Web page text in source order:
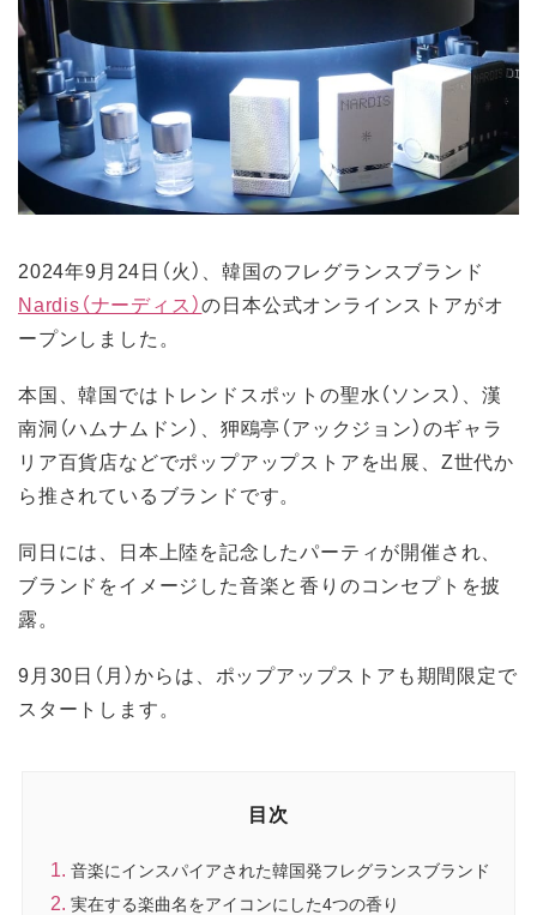
2024年9月24日（火）、韓国のフレグランスブランド
Nardis（ナーディス）の日本公式オンラインストアがオ
ープンしました。
本国、韓国ではトレンドスポットの聖水（ソンス）、漢
南洞（ハムナムドン）、狎鴎亭（アックジョン）のギャラ
リア百貨店などでポップアップストアを出展、Z世代か
ら推されているブランドです。
同日には、日本上陸を記念したパーティが開催され、
ブランドをイメージした音楽と香りのコンセプトを披
露。
9月30日（月）からは、ポップアップストアも期間限定で
スタートします。
目次
音楽にインスパイアされた韓国発フレグランスブランド
実在する楽曲名をアイコンにした4つの香り